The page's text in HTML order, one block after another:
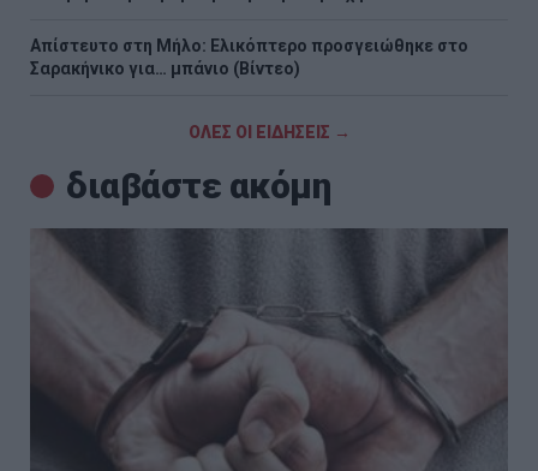
Απίστευτο στη Μήλο: Ελικόπτερο προσγειώθηκε στο
Σαρακήνικο για… μπάνιο (Βίντεο)
ΟΛΕΣ ΟΙ ΕΙΔΗΣΕΙΣ →
διαβάστε ακόμη